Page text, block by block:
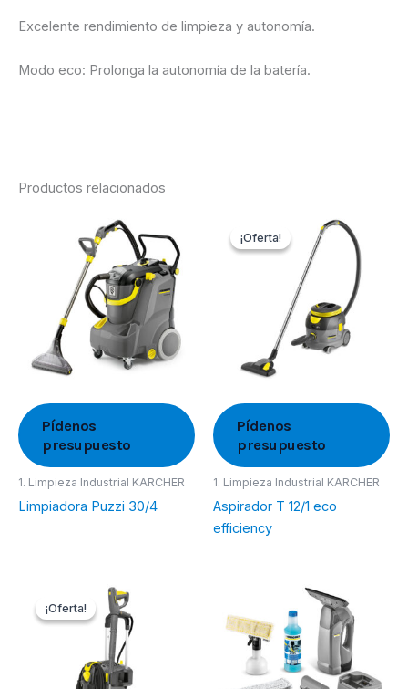
Excelente rendimiento de limpieza y autonomía.
Modo eco: Prolonga la autonomía de la batería.
Productos relacionados
Pídenos
presupuesto
1. Limpieza Industrial KARCHER
Limpiadora Puzzi 30/4
¡Oferta!
¡Oferta!
Pídenos
presupuesto
1. Limpieza Industrial KARCHER
Aspirador T 12/1 eco
efficiency
¡Oferta!
¡Oferta!